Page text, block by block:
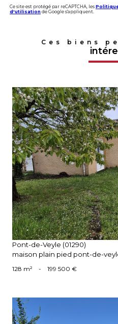
Ce site est protégé par reCAPTCHA, les
d'utilisation de Google s'appliquent.
Ces biens
voir le
Pont-de-Veyle (01290)
maison plain pied pont-de-
128 m² - 199 500 €